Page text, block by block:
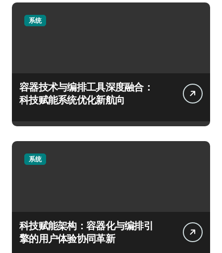
系统
容器技术与编排工具深度融合：
科技赋能系统优化新航向
系统
科技赋能架构：容器化与编排引
擎的用户体验协同革新